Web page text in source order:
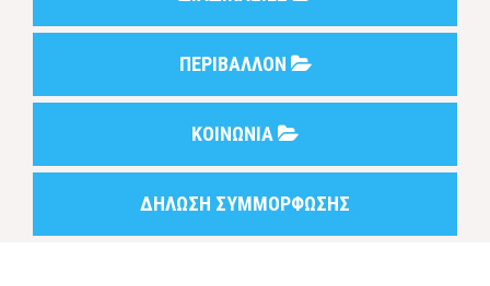
ΠΕΡΙΒΑΛΛΟΝ
ΚΟΙΝΩΝΙΑ
ΔΗΛΩΣΗ ΣΥΜΜΟΡΦΩΣΗΣ